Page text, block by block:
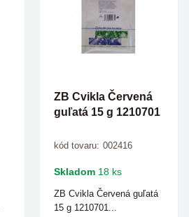
ZB Cvikla Červená
guľatá 15 g 1210701
kód tovaru: 002416
Skladom 18 ks
ZB Cvikla Červená guľatá
15 g 1210701...